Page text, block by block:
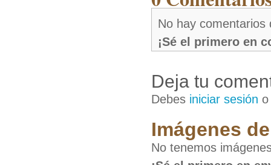
No hay comentarios
¡Sé el primero en
Deja tu
Debes iniciar sesión
Imágenes
No tenemos